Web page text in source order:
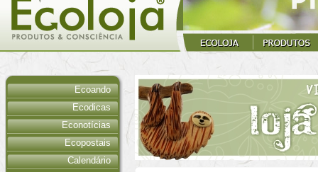
Ecoando
Ecodicas
Econotícias
Ecopostais
Calendário